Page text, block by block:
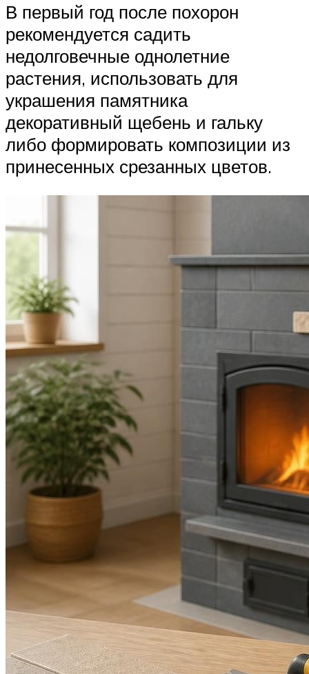
В первый год после похорон
рекомендуется садить
недолговечные однолетние
растения, использовать для
украшения памятника
декоративный щебень и гальку
либо формировать композиции из
принесенных срезанных цветов.